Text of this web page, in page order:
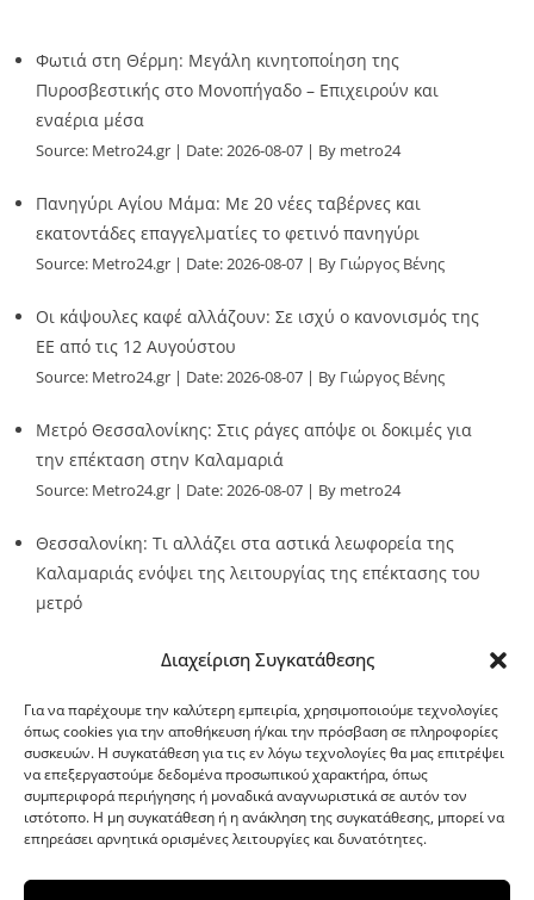
Διαχείριση Συγκατάθεσης
Για να παρέχουμε την καλύτερη εμπειρία, χρησιμοποιούμε τεχνολογίες
όπως cookies για την αποθήκευση ή/και την πρόσβαση σε πληροφορίες
συσκευών. Η συγκατάθεση για τις εν λόγω τεχνολογίες θα μας επιτρέψει
να επεξεργαστούμε δεδομένα προσωπικού χαρακτήρα, όπως
συμπεριφορά περιήγησης ή μοναδικά αναγνωριστικά σε αυτόν τον
ιστότοπο. Η μη συγκατάθεση ή η ανάκληση της συγκατάθεσης, μπορεί να
επηρεάσει αρνητικά ορισμένες λειτουργίες και δυνατότητες.
Φωτιά στη Θέρμη: Μεγάλη κινητοποίηση της
Πυροσβεστικής στο Μονοπήγαδο – Επιχειρούν και
εναέρια μέσα
Source: Metro24.gr Date: 2026-08-07 By metro24
Πανηγύρι Αγίου Μάμα: Με 20 νέες ταβέρνες και
εκατοντάδες επαγγελματίες το φετινό πανηγύρι
Source: Metro24.gr Date: 2026-08-07 By Γιώργος Βένης
Οι κάψουλες καφέ αλλάζουν: Σε ισχύ ο κανονισμός της
ΕΕ από τις 12 Αυγούστου
Source: Metro24.gr Date: 2026-08-07 By Γιώργος Βένης
Μετρό Θεσσαλονίκης: Στις ράγες απόψε οι δοκιμές για
την επέκταση στην Καλαμαριά
Source: Metro24.gr Date: 2026-08-07 By metro24
Θεσσαλονίκη: Τι αλλάζει στα αστικά λεωφορεία της
Καλαμαριάς ενόψει της λειτουργίας της επέκτασης του
μετρό
G-point.gr